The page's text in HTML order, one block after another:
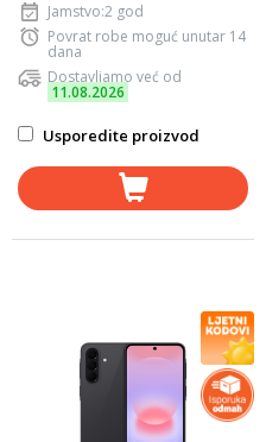
Jamstvo:2 god
Povrat robe moguć unutar 14
dana
Dostavljamo već od
11.08.2026
Usporedite proizvod